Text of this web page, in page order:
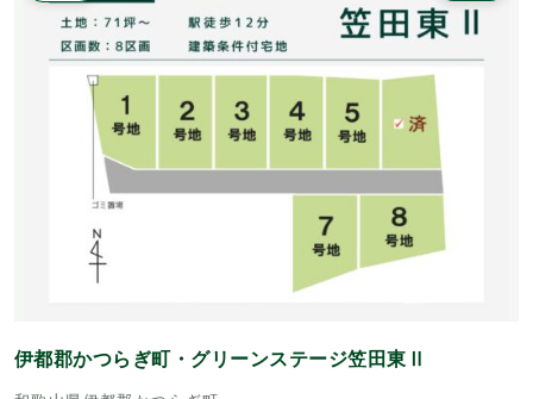
伊都郡かつらぎ町・グリーンステージ笠田東Ⅱ